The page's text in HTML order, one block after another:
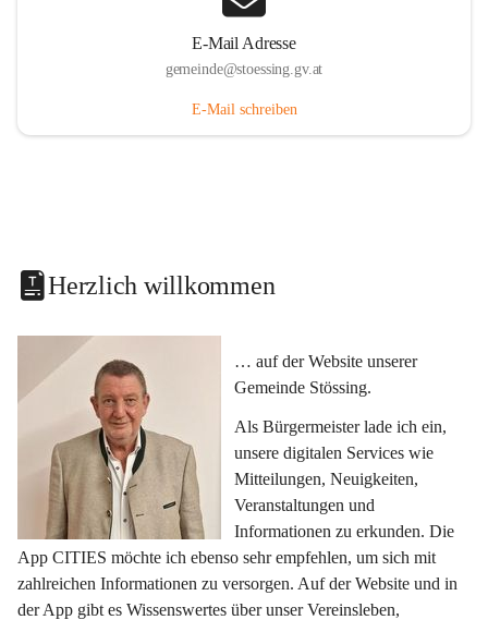
E-Mail Adresse
gemeinde@stoessing.gv.at
E-Mail schreiben
Herzlich willkommen
… auf der Website unserer
Gemeinde Stössing.
Als Bürgermeister lade ich ein,
unsere digitalen Services wie
Mitteilungen, Neuigkeiten,
Veranstaltungen und
Informationen zu erkunden. Die
App CITIES möchte ich ebenso sehr empfehlen, um sich mit
zahlreichen Informationen zu versorgen. Auf der Website und in
der App gibt es Wissenswertes über unser Vereinsleben,